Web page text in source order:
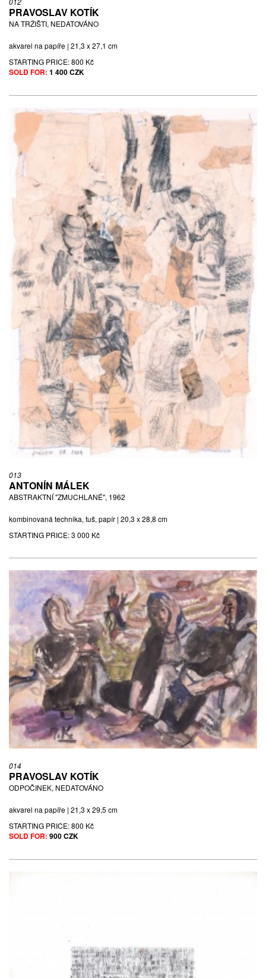
PRAVOSLAV KOTÍK
NA TRŽIŠTI, NEDATOVÁNO
akvarel na papíře | 21,3 x 27,1 cm
STARTING PRICE:800 Kč
SOLD FOR: 1 400 CZK
013
ANTONÍN MÁLEK
ABSTRAKTNÍ "ZMUCHLANÉ", 1962
kombinovaná technika, tuš, papír | 20,3 x 28,8 cm
STARTING PRICE:3 000 Kč
014
PRAVOSLAV KOTÍK
ODPOČINEK, NEDATOVÁNO
akvarel na papíře | 21,3 x 29,5 cm
STARTING PRICE:800 Kč
SOLD FOR: 900 CZK